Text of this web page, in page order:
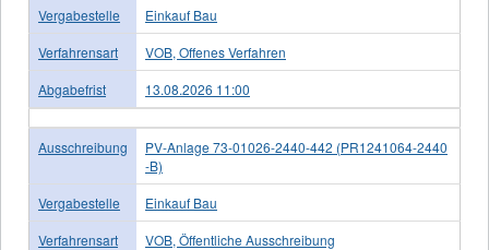
Vergabestelle
Einkauf Bau
Verfahrensart
VOB, Offenes Verfahren
Abgabefrist
13.08.2026 11:00
Ausschreibung
PV-Anlage 73-01026-2440-442 (PR1241064-2440
-B)
Vergabestelle
Einkauf Bau
Verfahrensart
VOB, Öffentliche Ausschreibung